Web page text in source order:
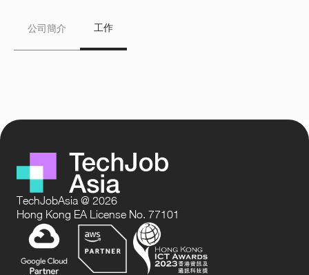
公司簡介 工作
TechJobAsia @ 2026
Hong Kong EA License No. 77101